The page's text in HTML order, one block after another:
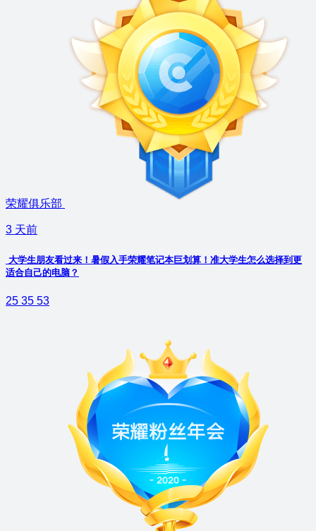
荣耀俱乐部
3 天前
大学生朋友看过来！暑假入手荣耀笔记本巨划算！准大学生怎么选择到更
适合自己的电脑？
25 35 53